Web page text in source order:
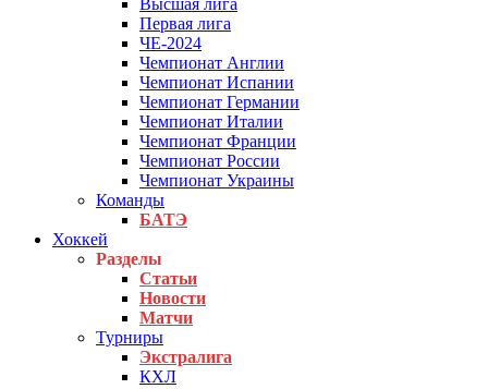
Высшая лига
Первая лига
ЧЕ-2024
Чемпионат Англии
Чемпионат Испании
Чемпионат Германии
Чемпионат Италии
Чемпионат Франции
Чемпионат России
Чемпионат Украины
Команды
БАТЭ
Хоккей
Разделы
Статьи
Новости
Матчи
Турниры
Экстралига
КХЛ